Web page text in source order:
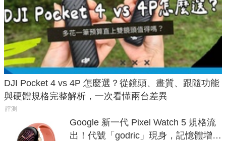
DJI Pocket 4 vs 4P 怎麼選？從鏡頭、畫質、跟隨功能
與硬體規格完整解析，一次看懂兩台差異
評測
Google 新一代 Pixel Watch 5 規格流
出！代號「godric」現身，記憶體增強